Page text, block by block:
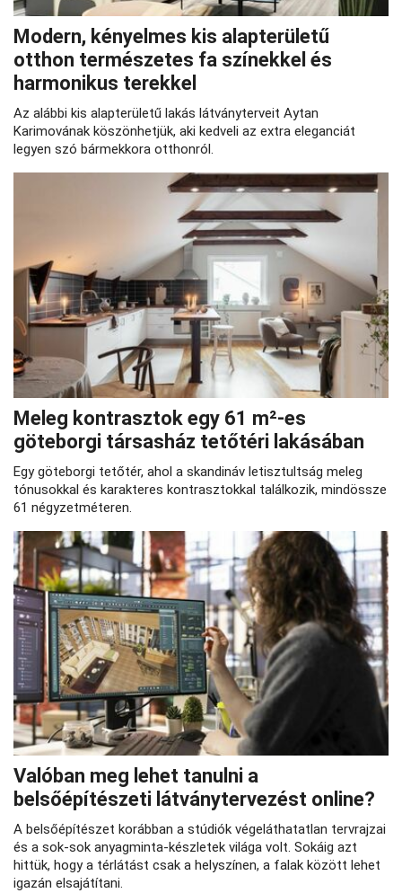
Modern, kényelmes kis alapterületű
otthon természetes fa színekkel és
harmonikus terekkel
Az alábbi kis alapterületű lakás látványterveit Aytan
Karimovának köszönhetjük, aki kedveli az extra eleganciát
legyen szó bármekkora otthonról.
Meleg kontrasztok egy 61 m²-es
göteborgi társasház tetőtéri lakásában
Egy göteborgi tetőtér, ahol a skandináv letisztultság meleg
tónusokkal és karakteres kontrasztokkal találkozik, mindössze
61 négyzetméteren.
Valóban meg lehet tanulni a
belsőépítészeti látványtervezést online?
A belsőépítészet korábban a stúdiók végeláthatatlan tervrajzai
és a sok-sok anyagminta-készletek világa volt. Sokáig azt
hittük, hogy a térlátást csak a helyszínen, a falak között lehet
igazán elsajátítani.